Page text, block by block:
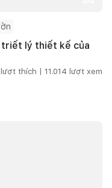
triết lý thiết kế của
lượt thích | 11.014 lượt xem